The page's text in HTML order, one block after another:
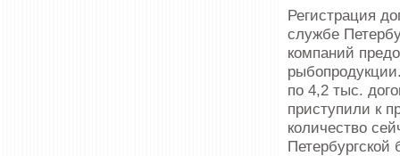
Регистрация
службе
компаний
по 4,2 тыс.
приступили к
количество
Петербургской